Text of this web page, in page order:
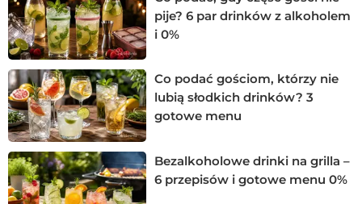
pije? 6 par drinków z alkoholem
i 0%
Co podać gościom, którzy nie
lubią słodkich drinków? 3
gotowe menu
Bezalkoholowe drinki na grilla –
6 przepisów i gotowe menu 0%